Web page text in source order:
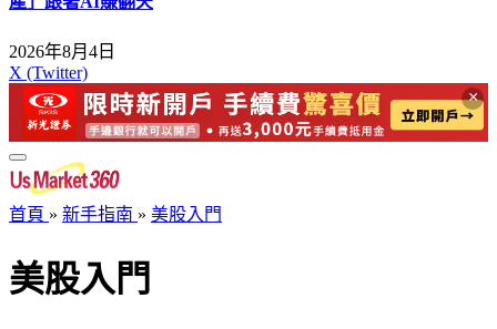
2026年8月4日
X (Twitter)
×
首頁 » 新手指南 » 美股入門
美股入門